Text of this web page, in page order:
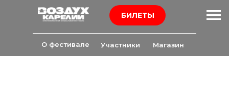
О фестивале Участники Магазин
БИЛЕТЫ